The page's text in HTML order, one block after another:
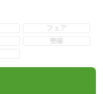
フェア
整備